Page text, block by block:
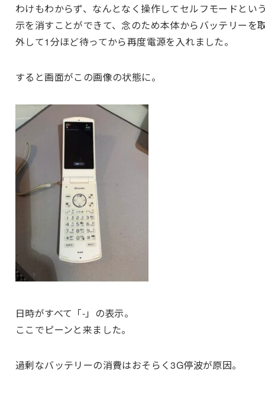
わけもわからず、なんとなく操作してセルフモードとい
示を消すことができて、念のため本体からバッテリーを
外して1分ほど待ってから再度電源を入れました。
すると画面がこの画像の状態に。
日時がすべて「-」の表示。
ここでピーンと来ました。
過剰なバッテリーの消費はおそらく3G停波が原因。